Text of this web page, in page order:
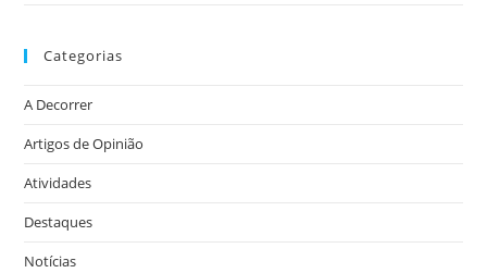
Categorias
A Decorrer
Artigos de Opinião
Atividades
Destaques
Notícias